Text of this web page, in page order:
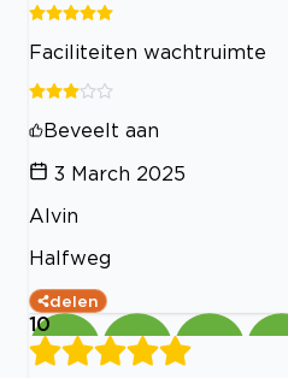
Faciliteiten wachtruimte
Beveelt aan
3 March 2025
Alvin
Halfweg
delen
10